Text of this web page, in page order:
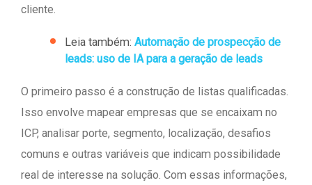
cliente.
Leia também: Automação de prospecção de
leads: uso de IA para a geração de leads
O primeiro passo é a construção de listas qualificadas.
Isso envolve mapear empresas que se encaixam no
ICP, analisar porte, segmento, localização, desafios
comuns e outras variáveis que indicam possibilidade
real de interesse na solução. Com essas informações,